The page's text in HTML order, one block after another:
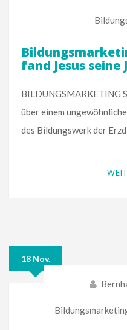
fand Jesus seine
BILDUNGSMARKETING
über einem
des Bildungswerk der
18 Nov.